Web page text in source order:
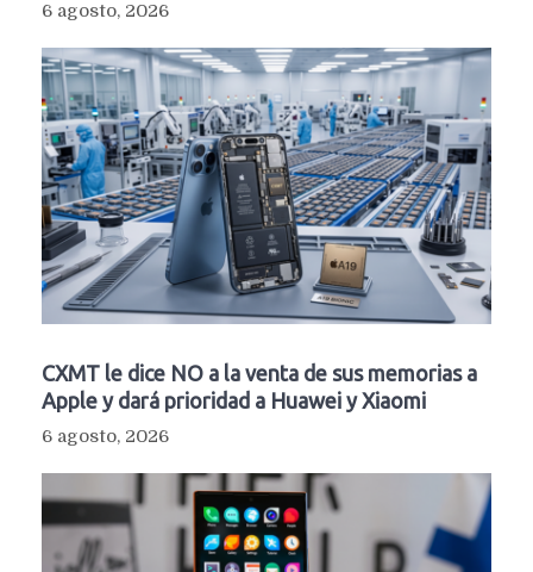
6 agosto, 2026
CXMT le dice NO a la venta de sus memorias a
Apple y dará prioridad a Huawei y Xiaomi
6 agosto, 2026